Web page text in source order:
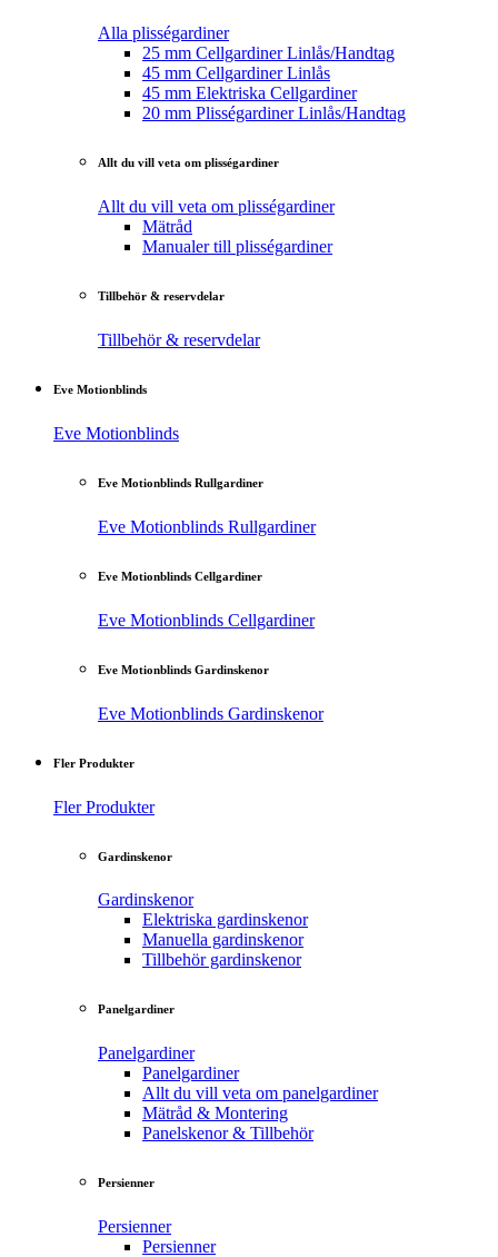
Alla plisségardiner
25 mm Cellgardiner Linlås/Handtag
45 mm Cellgardiner Linlås
45 mm Elektriska Cellgardiner
20 mm Plisségardiner Linlås/Handtag
Allt du vill veta om plisségardiner
Allt du vill veta om plisségardiner
Mätråd
Manualer till plisségardiner
Tillbehör & reservdelar
Tillbehör & reservdelar
Eve Motionblinds
Eve Motionblinds
Eve Motionblinds Rullgardiner
Eve Motionblinds Rullgardiner
Eve Motionblinds Cellgardiner
Eve Motionblinds Cellgardiner
Eve Motionblinds Gardinskenor
Eve Motionblinds Gardinskenor
Fler Produkter
Fler Produkter
Gardinskenor
Gardinskenor
Elektriska gardinskenor
Manuella gardinskenor
Tillbehör gardinskenor
Panelgardiner
Panelgardiner
Panelgardiner
Allt du vill veta om panelgardiner
Mätråd & Montering
Panelskenor & Tillbehör
Persienner
Persienner
Persienner